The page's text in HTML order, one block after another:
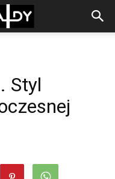
Styl